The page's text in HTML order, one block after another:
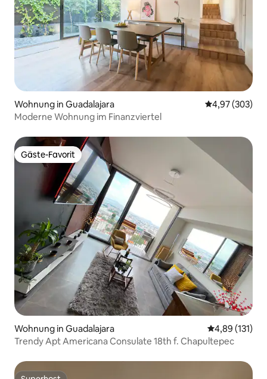
Wohnung in Guadalajara
4,97 (303)
Moderne Wohnung im Finanzviertel
Gäste-Favorit
Gäste-Favorit
Wohnung in Guadalajara
4,89 (131)
Trendy Apt Americana Consulate 18th f. Chapultepec